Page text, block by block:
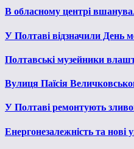
В обласному центрі
У Полтаві відзначили День
Полтавські музейники
Вулиця Паїсія
У Полтаві ремонтують
Енергонезалежність та